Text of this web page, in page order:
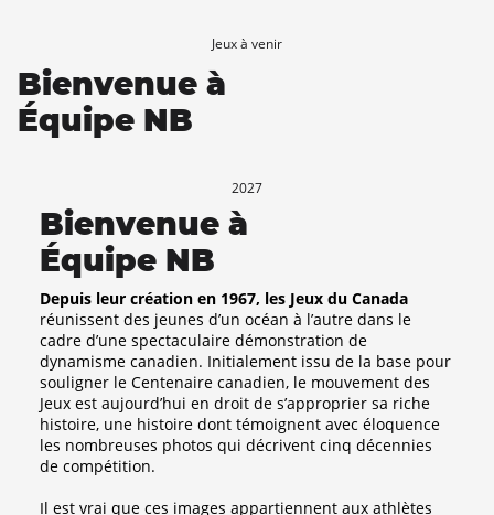
2027
Bienvenue à
Équipe NB
Depuis leur création en 1967, les Jeux du Canada
réunissent des jeunes d’un océan à l’autre dans le
cadre d’une spectaculaire démonstration de
dynamisme canadien. Initialement issu de la base pour
souligner le Centenaire canadien, le mouvement des
Jeux est aujourd’hui en droit de s’approprier sa riche
histoire, une histoire dont témoignent avec éloquence
les nombreuses photos qui décrivent cinq décennies
de compétition.
Il est vrai que ces images appartiennent aux athlètes
Jeux à venir
Bienvenue à
Équipe NB